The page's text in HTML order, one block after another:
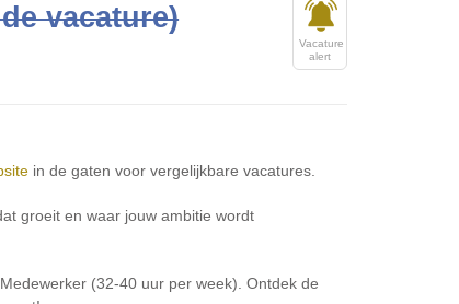
vacature)
Vacature
alert
in de gaten voor vergelijkbare vacatures.
groeit en waar jouw ambitie wordt
(32-40 uur per week). Ontdek de